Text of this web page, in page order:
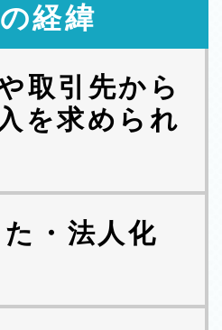
経緯
取引先から
を求められ
・法人化